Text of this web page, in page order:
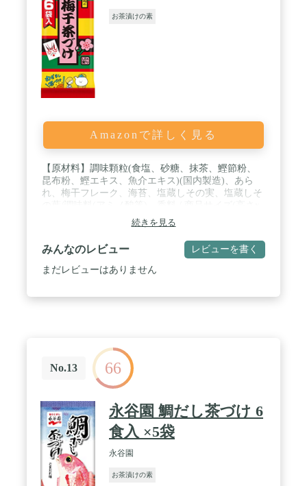
お茶漬けの素
Amazonで詳しく見る
【原材料】調味顆粒(食塩、砂糖、抹茶、鰹節粉、
昆布粉、鰹エキス、魚介エキス)(国内製造)、あら
れ、梅干フレーク、海苔、塩蔵しその実、塩蔵しそ
奥行x幅):216mm×75mm×125mm
続きを見る
みんなのレビュー レビューを書く
まだレビューはありません
No.13 66
永谷園 鯛だし茶づけ 6
食入 ×5袋
永谷園
お茶漬けの素